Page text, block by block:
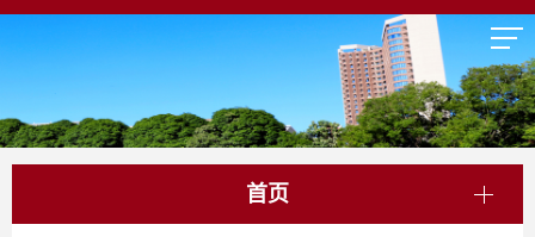
首页